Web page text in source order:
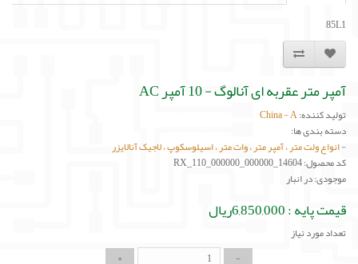
85L1
آمپر متر عقربه ای آنالوگ - 10 آمپر AC
تولید کننده:China - A
دسته بندی ها:
-انواع ولت متر ، آمپر متر ، وات متر ، اسیلوسکوپ ، لاجیک آنالایزر
کد محصول: RX_110_000000_000000_14604
موجودی: در انبار
قیمت پایه :6,850,000ریال
تعداد مورد نیاز